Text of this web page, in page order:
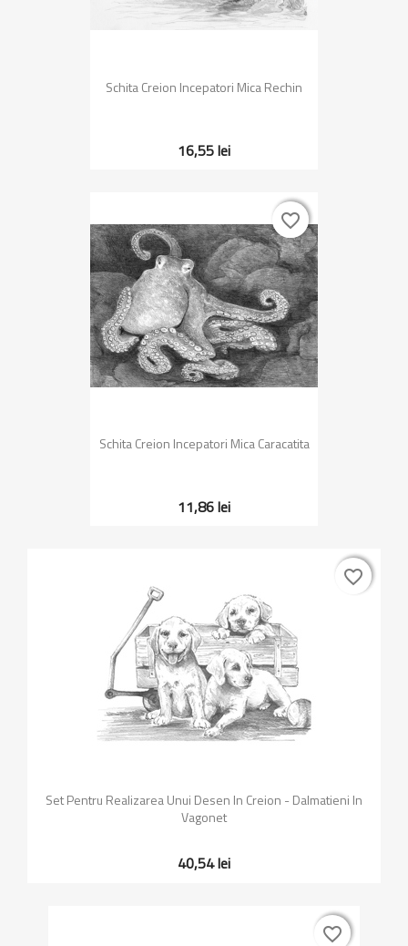
Schita Creion Incepatori Mica Rechin
16,55 lei
Schita Creion Incepatori Mica Caracatita
11,86 lei
favorite_border
favorite_border
Set Pentru Realizarea Unui Desen In Creion - Dalmatieni In
Vagonet
40,54 lei
favorite_border
favorite_border
favorite_border
favorite_border